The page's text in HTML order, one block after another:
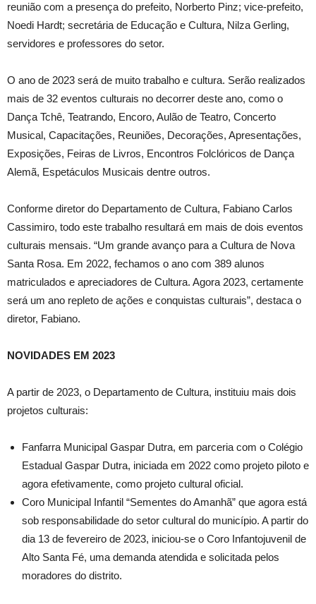
reunião com a presença do prefeito, Norberto Pinz; vice-prefeito,
Noedi Hardt; secretária de Educação e Cultura, Nilza Gerling,
servidores e professores do setor.
O ano de 2023 será de muito trabalho e cultura. Serão realizados
mais de 32 eventos culturais no decorrer deste ano, como o
Dança Tchê, Teatrando, Encoro, Aulão de Teatro, Concerto
Musical, Capacitações, Reuniões, Decorações, Apresentações,
Exposições, Feiras de Livros, Encontros Folclóricos de Dança
Alemã, Espetáculos Musicais dentre outros.
Conforme diretor do Departamento de Cultura, Fabiano Carlos
Cassimiro, todo este trabalho resultará em mais de dois eventos
culturais mensais. “Um grande avanço para a Cultura de Nova
Santa Rosa. Em 2022, fechamos o ano com 389 alunos
matriculados e apreciadores de Cultura. Agora 2023, certamente
será um ano repleto de ações e conquistas culturais”, destaca o
diretor, Fabiano.
NOVIDADES EM 2023
A partir de 2023, o Departamento de Cultura, instituiu mais dois
projetos culturais:
Fanfarra Municipal Gaspar Dutra, em parceria com o Colégio
Estadual Gaspar Dutra, iniciada em 2022 como projeto piloto e
agora efetivamente, como projeto cultural oficial.
Coro Municipal Infantil “Sementes do Amanhã” que agora está
sob responsabilidade do setor cultural do município. A partir do
dia 13 de fevereiro de 2023, iniciou-se o Coro Infantojuvenil de
Alto Santa Fé, uma demanda atendida e solicitada pelos
moradores do distrito.